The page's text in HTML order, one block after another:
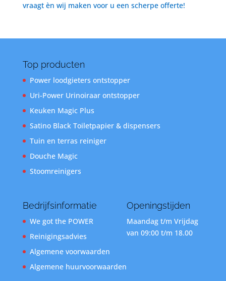
vraagt èn wij maken voor u een scherpe offerte!
Top producten
Power loodgieters ontstopper
Uri-Power Urinoiraar ontstopper
Keuken Magic Plus
Satino Black Toiletpapier & dispensers
Tuin en terras reiniger
Douche Magic
Stoomreinigers
Bedrijfsinformatie
We got the POWER
Reinigingsadvies
Algemene voorwaarden
Algemene huurvoorwaarden
Openingstijden
Maandag t/m Vrijdag
van 09:00 t/m 18.00